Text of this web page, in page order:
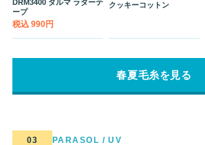
DRM3400 ダルマ ラダーテ
ープ
税込 990円
クッキーコットン
春夏毛糸を見る
03 PARASOL / UV